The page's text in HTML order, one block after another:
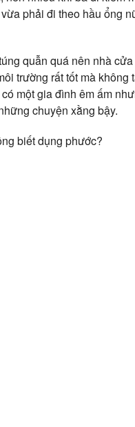
phải đi theo hầu ổng
quẫn quá nên nhà
trường rất tốt mà không
một gia đình êm ấm
chuyện xằng bậy.
biết dụng phước?